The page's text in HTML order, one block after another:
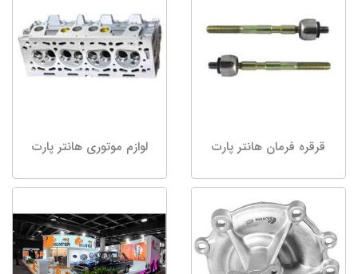
قرقره فرمان هانتر پارت لوازم موتوری هانتر پارت